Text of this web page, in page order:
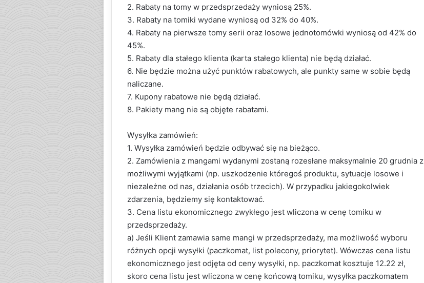
2. Rabaty na tomy w przedsprzedaży wyniosą 25%.
3. Rabaty na tomiki wydane wyniosą od 32% do 40%.
4. Rabaty na pierwsze tomy serii oraz losowe jednotomówki wyniosą od 42% do
45%.
5. Rabaty dla stałego klienta (karta stałego klienta) nie będą działać.
6. Nie będzie można użyć punktów rabatowych, ale punkty same w sobie będą
naliczane.
7. Kupony rabatowe nie będą działać.
8. Pakiety mang nie są objęte rabatami.
Wysyłka zamówień:
1. Wysyłka zamówień będzie odbywać się na bieżąco.
2. Zamówienia z mangami wydanymi zostaną rozesłane maksymalnie 20 grudnia z
możliwymi wyjątkami (np. uszkodzenie któregoś produktu, sytuacje losowe i
niezależne od nas, działania osób trzecich). W przypadku jakiegokolwiek
zdarzenia, będziemy się kontaktować.
3. Cena listu ekonomicznego zwykłego jest wliczona w cenę tomiku w
przedsprzedaży.
a) Jeśli Klient zamawia same mangi w przedsprzedaży, ma możliwość wyboru
różnych opcji wysyłki (paczkomat, list polecony, priorytet). Wówczas cena listu
ekonomicznego jest odjęta od ceny wysyłki, np. paczkomat kosztuje 12.22 zł,
skoro cena listu jest wliczona w cenę końcową tomiku, wysyłka paczkomatem